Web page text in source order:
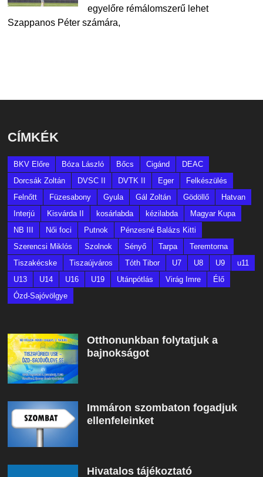
egyelőre rémálomszerű lehet
Szappanos Péter számára,
CÍMKÉK
BKV Előre Bóza László Bőcs Cigánd
DEAC
Dorcsák Zoltán
DVSC II DVTK II Eger
Felkészülés
Felnőtt
Füzesabony Gyula Gál Zoltán Gödöllő
Hatvan
Interjú
Kisvárda II kosárlabda kézilabda
Magyar Kupa
NB III
Női foci Putnok
Pénzesné Balázs Kitti
Szerencsi Miklós
Szolnok Sényő Tarpa
Teremtorna
Tiszakécske
Tiszaújváros Tóth Tibor U7 U8 U9
u11
U13
U14 U16 U19 Utánpótlás Virág Imre
Élő
Ózd-Sajóvölgye
Otthonunkban folytatjuk a
bajnokságot
Immáron szombaton fogadjuk
ellenfeleinket
Hivatalos tájékoztató